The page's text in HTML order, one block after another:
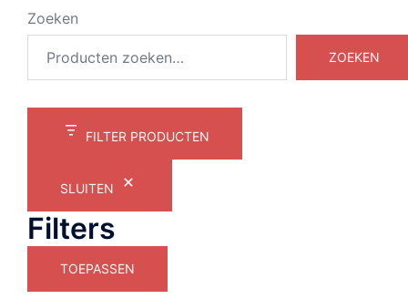
Zoeken
ZOEKEN
FILTER PRODUCTEN
SLUITEN
Filters
TOEPASSEN